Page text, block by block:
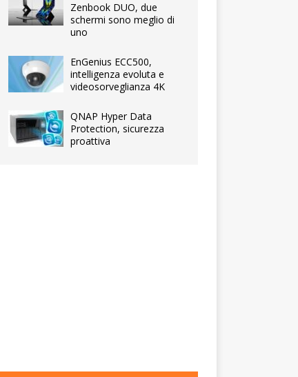
Zenbook DUO, due
schermi sono meglio di
uno
EnGenius ECC500,
intelligenza evoluta e
videosorveglianza 4K
QNAP Hyper Data
Protection, sicurezza
proattiva